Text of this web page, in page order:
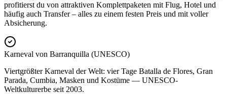
profitierst du von attraktiven Komplettpaketen mit Flug, Hotel und
häufig auch Transfer – alles zu einem festen Preis und mit voller
Absicherung.
Karneval von Barranquilla (UNESCO)
Viertgrößter Karneval der Welt: vier Tage Batalla de Flores, Gran
Parada, Cumbia, Masken und Kostüme — UNESCO-
Weltkulturerbe seit 2003.